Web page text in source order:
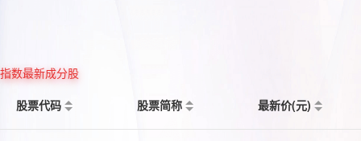
指数最新成分股
股票代码
股票简称 最新价(元)